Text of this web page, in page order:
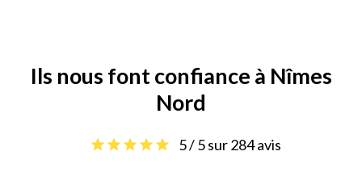
Ils nous font confiance à Nîmes
Nord
5 / 5 sur 284 avis